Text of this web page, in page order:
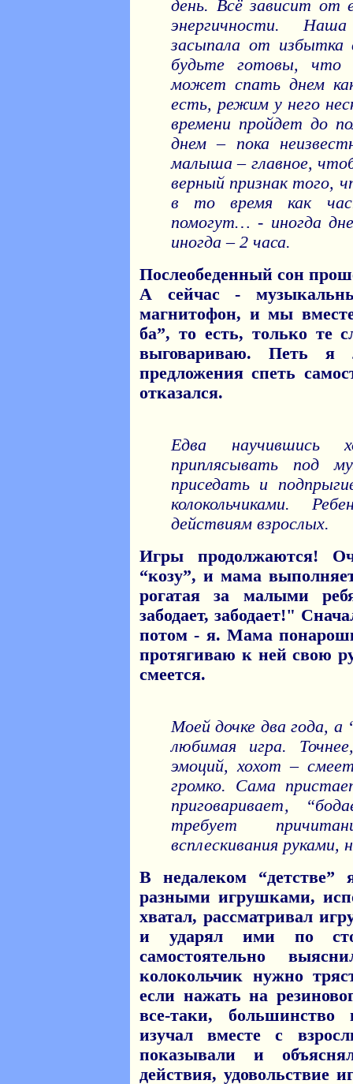
день. Всё зависит от
энергичности.
засыпала от избытка
будьте готовы, что
может спать днем
есть, режим у него
времени пройдет до
днем – пока
малыша – главное,
верный признак того,
в то время как
помогут… - иногда
иногда – 2 часа.
Послеобеденный сон
А сейчас -
магнитофон, и мы
ба”, то есть, только те
выговариваю. Петь
предложения спеть
отказался.
Едва научившись
приплясывать под
приседать и
колокольчиками.
действиям взрослых.
Игры продолжаются!
“козу”, и мама
рогатая за малыми
забодает, забодает!"
потом - я. Мама
протягиваю к ней свою
смеется.
Моей дочке два года, а
любимая игра.
эмоций, хохот –
громко. Сама
приговаривает,
требует
всплескивания
В недалеком “детстве”
разными игрушками,
хватал, рассматривал
и ударял ими по
самостоятельно
колокольчик нужно
если нажать на
все-таки,
изучал вместе с
показывали и
действия, удовольствие